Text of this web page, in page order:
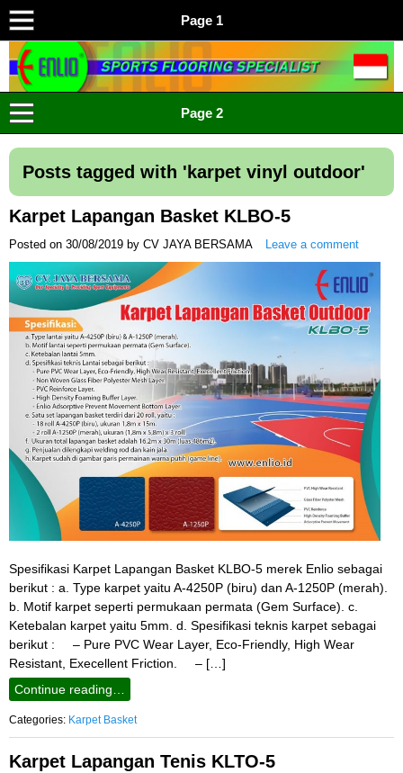
Page 1
ENLIO INDONESIA
Menyediakan Karpet Lapangan Olahraga Yang Lengkap
Page 2
Posts tagged with ' karpet vinyl outdoor'
Karpet Lapangan Basket KLBO-5
Posted on 30/08/2019 by CV JAYA BERSAMA Leave a comment
Spesifikasi Karpet Lapangan Basket KLBO-5 merek Enlio sebagai
berikut : a. Type karpet yaitu A-4250P (biru) dan A-1250P (merah).
b. Motif karpet seperti permukaan permata (Gem Surface). c.
Ketebalan karpet yaitu 5mm. d. Spesifikasi teknis karpet sebagai
berikut : – Pure PVC Wear Layer, Eco-Friendly, High Wear
Resistant, Execellent Friction. – […]
Continue reading…
Categories: Karpet Basket
Karpet Lapangan Tenis KLTO-5